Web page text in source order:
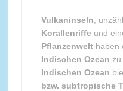
Vulkaninseln ,
Korallenriffe und
Pflanzenwelthaben
Indischen Ozean zu
Indischen Ozean
bzw. subtropische